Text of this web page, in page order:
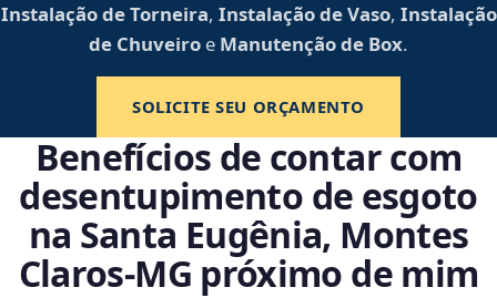
Instalação de Torneira, Instalação de Vaso, Instalação
de Chuveiro e Manutenção de Box.
SOLICITE SEU ORÇAMENTO
Benefícios de contar com
desentupimento de esgoto
na Santa Eugênia, Montes
Claros‑MG próximo de mim